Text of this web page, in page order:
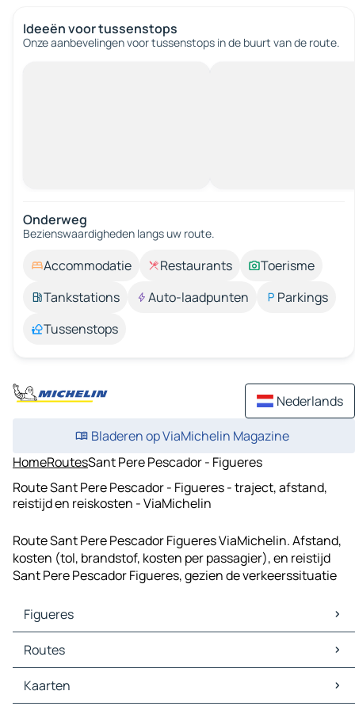
Ideeën voor tussenstops
Onze aanbevelingen voor tussenstops in de buurt van de route.
Onderweg
Bezienswaardigheden langs uw route.
Accommodatie Restaurants
Toerisme
Tankstations
Auto-laadpunten
Parkings
Tussenstops
Nederlands
Bladeren op ViaMichelin Magazine
HomeRoutesSant Pere Pescador - Figueres
Route Sant Pere Pescador - Figueres - traject, afstand,
reistijd en reiskosten - ViaMichelin
Route Sant Pere Pescador Figueres ViaMichelin. Afstand,
kosten (tol, brandstof, kosten per passagier), en reistijd
Sant Pere Pescador Figueres, gezien de verkeerssituatie
Figueres
Figueres Kaarten
Figueres Verkeer
Figueres Hotels
Figueres Restaurants
Routes
Routes Figueres - Girona
Routes Figueres - Palau-saverdera
Kaarten